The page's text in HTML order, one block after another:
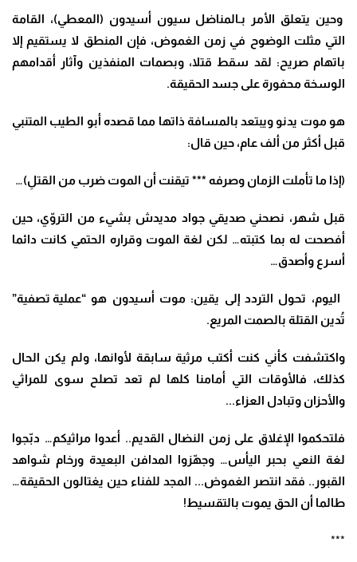
وحين يتعلق الأمر بـالمناضل سيون أسيدون (المعطي)، القامة
التي مثلت الوضوح في زمن الغموض، فإن المنطق لا يستقيم إلا
باتهام صريح: لقد سقط قتلا، وبصمات المنفذين وآثار أقدامهم
الوسخة محفورة على جسد الحقيقة.
هو موت يدنو ويبتعد بالمسافة ذاتها مما قصده أبو الطيب المتنبي
قبل أكثر من ألف عام، حين قال:
(إذا ما تأملت الزمان وصرفه *** تيقنت أن الموت ضرب من القتلِ)…
قبل شهر، نصحني صديقي جواد مديدش بشيء من التروّي، حين
أفصحت له بما كتبته… لكن لغة الموت وقراره الحتمي كانت دائما
أسرع وأصدق…
اليوم، تحول التردد إلى يقين: موت أسيدون هو “عملية تصفية”
تُدين القتلة بالصمت المريع.
واكتشفت كأني كنت أكتب مرثية سابقة لأوانها، ولم يكن الحال
كذلك، فالأوقات التي أمامنا كلها لم تعد تصلح سوى للمراثي
والأحزان وتبادل العزاء...
فلتحكموا الإغلاق على زمن النضال القديم.. أعدوا مراثيكم… دبّجوا
لغة النعي بحبر اليأس… وجهّزوا المدافن البعيدة ورخام شواهد
القبور.. فقد انتصر الغموض.
.. المجد للفناء حين يغتالون الحقيقة…
طالما أن الحق يموت بالتقسيط!
***